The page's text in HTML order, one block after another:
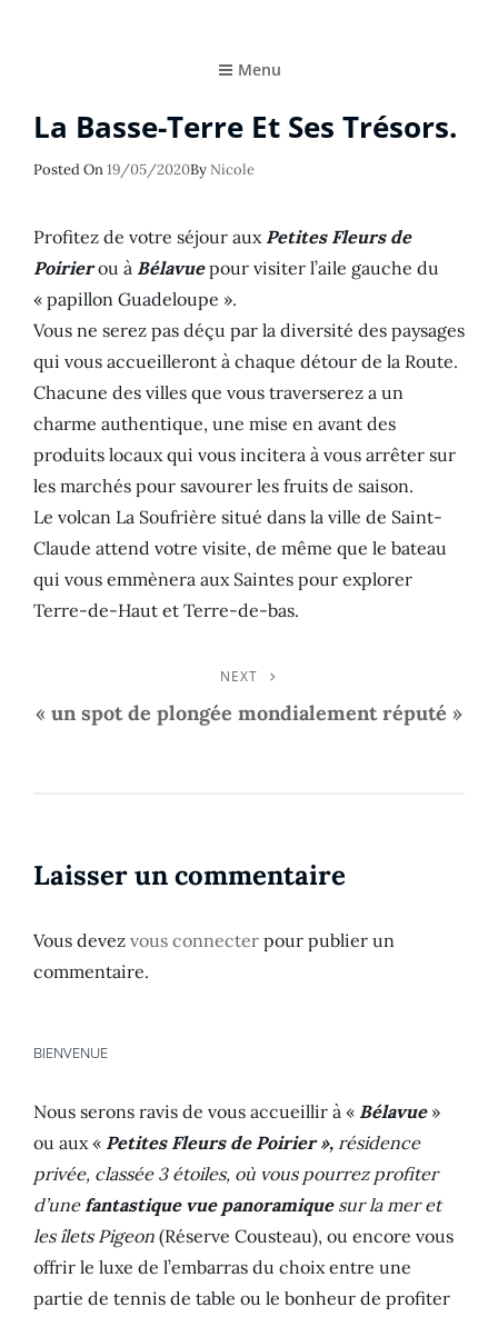
Menu
La Basse-Terre Et Ses Trésors.
Posted OnPosted
19/05/2020By Nicole
Profitez de votre séjour aux Petites Fleurs de
Poirierou à Bélavue pour visiter l’aile gauche du
« papillon Guadeloupe ».
Vous ne serez pas déçu par la diversité des paysages
qui vous accueilleront à chaque détour de la Route.
Chacune des villes que vous traverserez a un
charme authentique, une mise en avant des
produits locaux qui vous incitera à vous arrêter sur
les marchés pour savourer les fruits de saison.
Le volcan La Soufrière situé dans la ville de Saint-
Claude attend votre visite, de même que le bateau
qui vous emmènera aux Saintes pour explorer
Terre-de-Haut et Terre-de-bas.
Navigation
Post
NEXT
« un spot de plongée mondialement réputé »
Laisser un commentaire
Vous devez vous connecter pour publier un
commentaire.
BIENVENUE
Nous serons ravis de vous accueillir à « Bélavue»
ou aux « Petites Fleurs de Poirier », résidence
privée, classée 3 étoiles, où vous pourrez profiter
d’unefantastique vue panoramique sur la mer et
les îlets Pigeon (Réserve Cousteau), ou encore vous
offrir le luxe de l’embarras du choix entre une
partie de tennis de table ou le bonheur de profiter